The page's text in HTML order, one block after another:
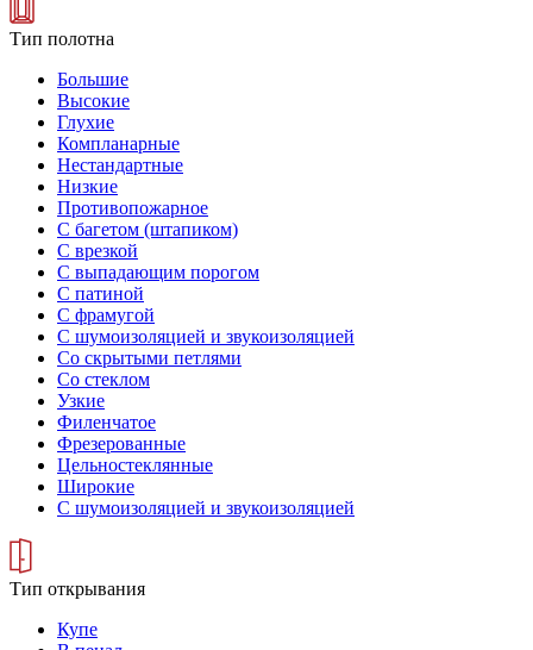
Тип полотна
Большие
Высокие
Глухие
Компланарные
Нестандартные
Низкие
Противопожарное
С багетом (штапиком)
С врезкой
С выпадающим порогом
С патиной
С фрамугой
С шумоизоляцией и звукоизоляцией
Со скрытыми петлями
Со стеклом
Узкие
Филенчатое
Фрезерованные
Цельностеклянные
Широкие
С шумоизоляцией и звукоизоляцией
Тип открывания
Купе